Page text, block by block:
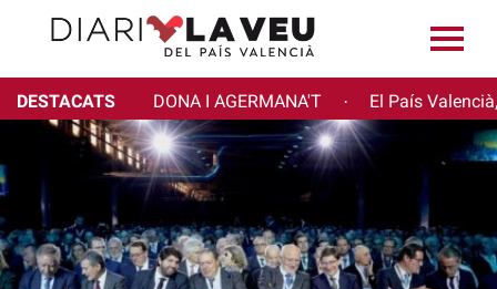
DESTACATS DONA I AGERMANA'T · El País